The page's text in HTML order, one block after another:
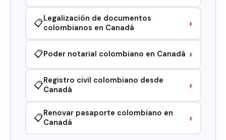
📋Legalización de documentos
colombianos en Canadá
›
📋Poder notarial colombiano en Canadá ›
📋Registro civil colombiano desde
Canadá
›
📋Renovar pasaporte colombiano en
Canadá
›